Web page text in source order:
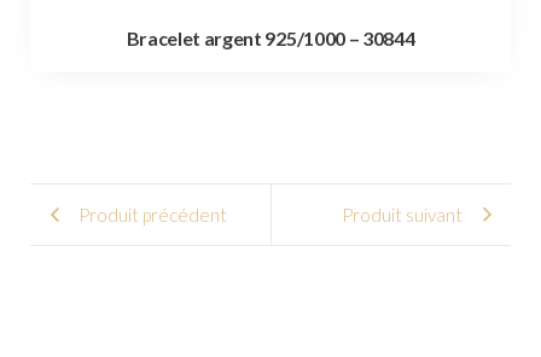
Bracelet argent 925/1000 – 30844
Produit précédent Produit suivant